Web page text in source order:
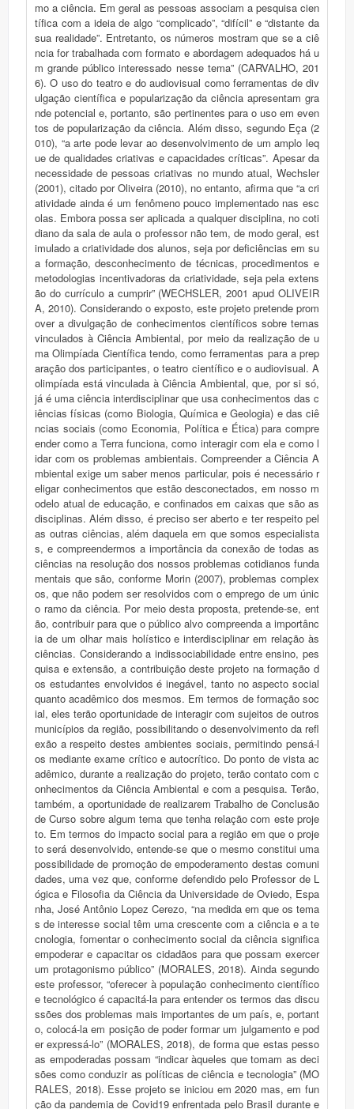
mo a ciência. Em geral as pessoas associam a pesquisa cien
tífica com a ideia de algo “complicado”, “difícil” e “distante da
sua realidade”. Entretanto, os números mostram que se a ciê
ncia for trabalhada com formato e abordagem adequados há u
m grande público interessado nesse tema” (CARVALHO, 201
6). O uso do teatro e do audiovisual como ferramentas de div
ulgação científica e popularização da ciência apresentam gra
nde potencial e, portanto, são pertinentes para o uso em even
tos de popularização da ciência. Além disso, segundo Eça (2
010), “a arte pode levar ao desenvolvimento de um amplo leq
ue de qualidades criativas e capacidades críticas”. Apesar da
necessidade de pessoas criativas no mundo atual, Wechsler
(2001), citado por Oliveira (2010), no entanto, afirma que “a cri
atividade ainda é um fenômeno pouco implementado nas esc
olas. Embora possa ser aplicada a qualquer disciplina, no coti
diano da sala de aula o professor não tem, de modo geral, est
imulado a criatividade dos alunos, seja por deficiências em su
a formação, desconhecimento de técnicas, procedimentos e
metodologias incentivadoras da criatividade, seja pela extens
ão do currículo a cumprir” (WECHSLER, 2001 apud OLIVEIR
A, 2010). Considerando o exposto, este projeto pretende prom
over a divulgação de conhecimentos científicos sobre temas
vinculados à Ciência Ambiental, por meio da realização de u
ma Olimpíada Científica tendo, como ferramentas para a prep
aração dos participantes, o teatro científico e o audiovisual. A
olimpíada está vinculada à Ciência Ambiental, que, por si só,
já é uma ciência interdisciplinar que usa conhecimentos das c
iências físicas (como Biologia, Química e Geologia) e das ciê
ncias sociais (como Economia, Política e Ética) para compre
ender como a Terra funciona, como interagir com ela e como l
idar com os problemas ambientais. Compreender a Ciência A
mbiental exige um saber menos particular, pois é necessário r
eligar conhecimentos que estão desconectados, em nosso m
odelo atual de educação, e confinados em caixas que são as
disciplinas. Além disso, é preciso ser aberto e ter respeito pel
as outras ciências, além daquela em que somos especialista
s, e compreendermos a importância da conexão de todas as
ciências na resolução dos nossos problemas cotidianos funda
mentais que são, conforme Morin (2007), problemas complex
os, que não podem ser resolvidos com o emprego de um únic
o ramo da ciência. Por meio desta proposta, pretende-se, ent
ão, contribuir para que o público alvo compreenda a importânc
ia de um olhar mais holístico e interdisciplinar em relação às
ciências. Considerando a indissociabilidade entre ensino, pes
quisa e extensão, a contribuição deste projeto na formação d
os estudantes envolvidos é inegável, tanto no aspecto social
quanto acadêmico dos mesmos. Em termos de formação soc
ial, eles terão oportunidade de interagir com sujeitos de outros
municípios da região, possibilitando o desenvolvimento da refl
exão a respeito destes ambientes sociais, permitindo pensá-l
os mediante exame crítico e autocrítico. Do ponto de vista ac
adêmico, durante a realização do projeto, terão contato com c
onhecimentos da Ciência Ambiental e com a pesquisa. Terão,
também, a oportunidade de realizarem Trabalho de Conclusão
de Curso sobre algum tema que tenha relação com este proje
to. Em termos do impacto social para a região em que o proje
to será desenvolvido, entende-se que o mesmo constitui uma
possibilidade de promoção de empoderamento destas comuni
dades, uma vez que, conforme defendido pelo Professor de L
ógica e Filosofia da Ciência da Universidade de Oviedo, Espa
nha, José Antônio Lopez Cerezo, “na medida em que os tema
s de interesse social têm uma crescente com a ciência e a te
cnologia, fomentar o conhecimento social da ciência significa
empoderar e capacitar os cidadãos para que possam exercer
um protagonismo público” (MORALES, 2018). Ainda segundo
este professor, “oferecer à população conhecimento científico
e tecnológico é capacitá-la para entender os termos das discu
ssões dos problemas mais importantes de um país, e, portant
o, colocá-la em posição de poder formar um julgamento e pod
er expressá-lo” (MORALES, 2018), de forma que estas pesso
as empoderadas possam “indicar àqueles que tomam as deci
sões como conduzir as políticas de ciência e tecnologia” (MO
RALES, 2018). Esse projeto se iniciou em 2020 mas, em fun
ção da pandemia de Covid19 enfrentada pelo Brasil durante e